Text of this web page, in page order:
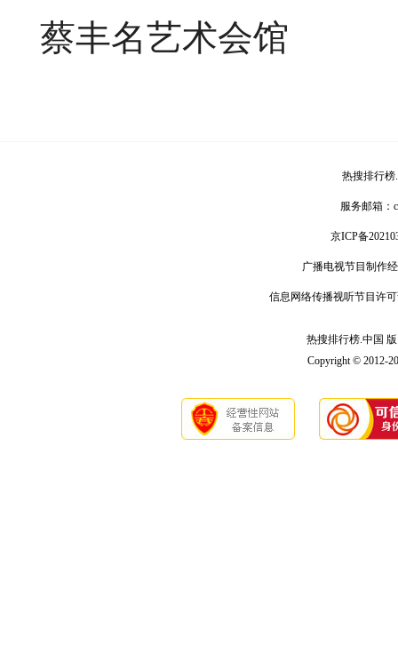
蔡丰名艺术会馆
热搜排行榜
服务邮箱：
京ICP备
广播电视节目制作
信息网络传播视听节目许
热搜排行榜.中国
Copyright © 2012-